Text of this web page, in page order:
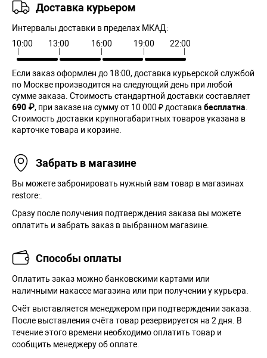
Доставка курьером
Интервалы доставки в пределах МКАД:
10:00
13:00 16:00 19:00 22:00
Если заказ оформлен до 18:00, доставка курьерской службой
по Москве производится на следующий день при любой
сумме заказа. Cтоимость стандартной доставки составляет
690 ₽, при заказе на сумму от 10 000 ₽ доставка бесплатна
Стоимость доставки крупногабаритных товаров указана в
карточке товара и корзине.
Забрать в магазине
Вы можете забронировать нужный вам товар в магазинах
restore:.
Сразу после получения подтверждения заказа вы можете
оплатить и забрать заказ в выбранном магазине.
Способы оплаты
Оплатить заказ можно банковскими картами или
наличными накассе магазина или при получении у курьера.
Cчёт выставляется менеджером при подтверждении заказа.
После выставления счёта товар резервируется на 2 дня. В
течение этого времени необходимо оплатить товар и
сообщить менеджеру об оплате.